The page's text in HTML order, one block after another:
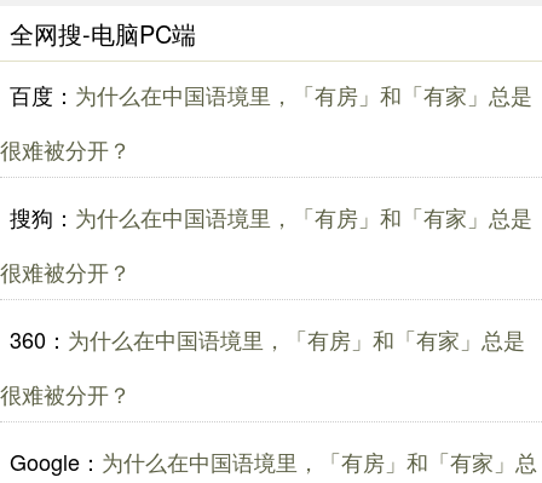
全网搜-电脑PC端
百度： 为什么在中国语境里，「有房」和「有家」总是
很难被分开？
搜狗： 为什么在中国语境里，「有房」和「有家」总是
很难被分开？
360： 为什么在中国语境里，「有房」和「有家」总是
很难被分开？
Google： 为什么在中国语境里，「有房」和「有家」总